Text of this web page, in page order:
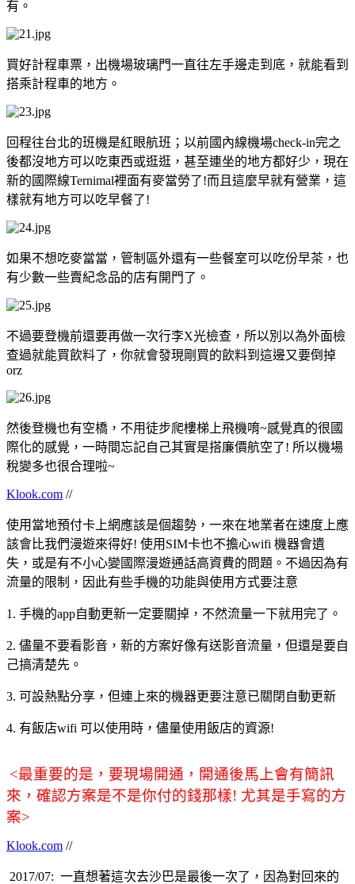
有。
買好計程車票，出機場玻璃門一直往左手邊走到底，就能看到
搭乘計程車的地方。
回程往台北的班機是紅眼航班；以前國內線機場check-in完之
後都沒地方可以吃東西或逛逛，甚至連坐的地方都好少，現在
新的國際線Ternimal裡面有麥當勞了!而且這麼早就有營業，這
樣就有地方可以吃早餐了!
如果不想吃麥當當，管制區外還有一些餐室可以吃份早茶，也
有少數一些賣紀念品的店有開門了。
不過要登機前還要再做一次行李X光檢查，所以別以為外面檢
查過就能買飲料了，你就會發現剛買的飲料到這邊又要倒掉
orz
然後登機也有空橋，不用徒步爬樓梯上飛機唷~感覺真的很國
際化的感覺，一時間忘記自己其實是搭廉價航空了! 所以機場
稅變多也很合理啦~
Klook.com //
使用當地預付卡上網應該是個趨勢，一來在地業者在速度上應
該會比我們漫遊來得好! 使用SIM卡也不擔心wifi 機器會遺
失，或是有不小心變國際漫遊通話高資費的問題。不過因為有
流量的限制，因此有些手機的功能與使用方式要注意
1. 手機的app自動更新一定要關掉，不然流量一下就用完了。
2. 儘量不要看影音，新的方案好像有送影音流量，但還是要自
己搞清楚先。
3. 可設熱點分享，但連上來的機器更要注意已關閉自動更新
4. 有飯店wifi 可以使用時，儘量使用飯店的資源!
<最重要的是，要現場開通，開通後馬上會有簡訊
來，確認方案是不是你付的錢那樣! 尤其是手寫的方
案>
Klook.com //
2017/07: 一直想著這次去沙巴是最後一次了，因為對回來的